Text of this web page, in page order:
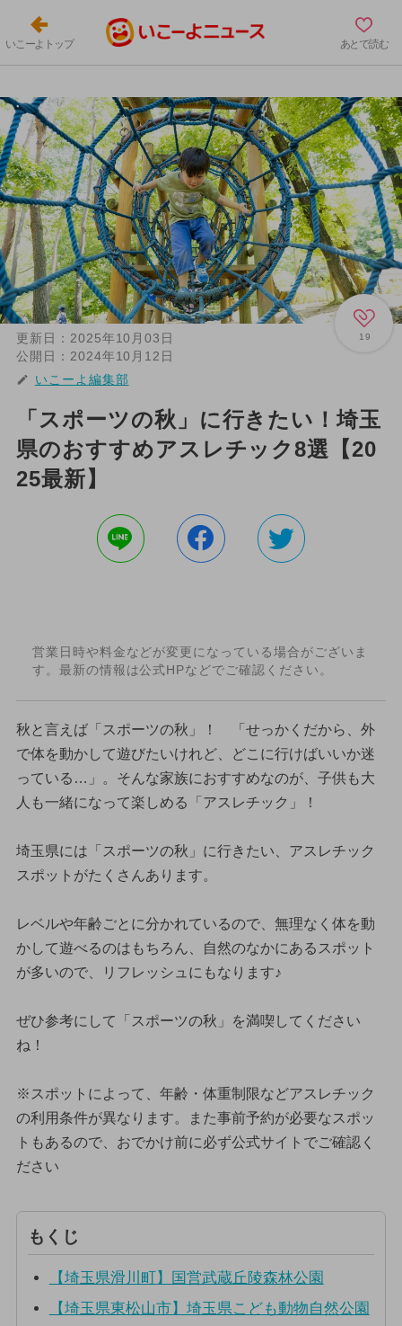
いこーよトップ あとで読む
19
更新日： 2025年10月03日
公開日： 2024年10月12日
いこーよ編集部
「スポーツの秋」に行きたい！埼玉
県のおすすめアスレチック8選【20
25最新】
営業日時や料金などが変更になっている場合がございま
す。最新の情報は公式HPなどでご確認ください。
秋と言えば「スポーツの秋」！ 「せっかくだから、外
で体を動かして遊びたいけれど、どこに行けばいいか迷
っている…」。そんな家族におすすめなのが、子供も大
人も一緒になって楽しめる「アスレチック」！
埼玉県には「スポーツの秋」に行きたい、アスレチック
スポットがたくさんあります。
レベルや年齢ごとに分かれているので、無理なく体を動
かして遊べるのはもちろん、自然のなかにあるスポット
が多いので、リフレッシュにもなります♪
ぜひ参考にして「スポーツの秋」を満喫してください
ね！
※スポットによって、年齢・体重制限などアスレチック
の利用条件が異なります。また事前予約が必要なスポッ
トもあるので、おでかけ前に必ず公式サイトでご確認く
ださい
もくじ
【埼玉県滑川町】国営武蔵丘陵森林公園
【埼玉県東松山市】埼玉県こども動物自然公園